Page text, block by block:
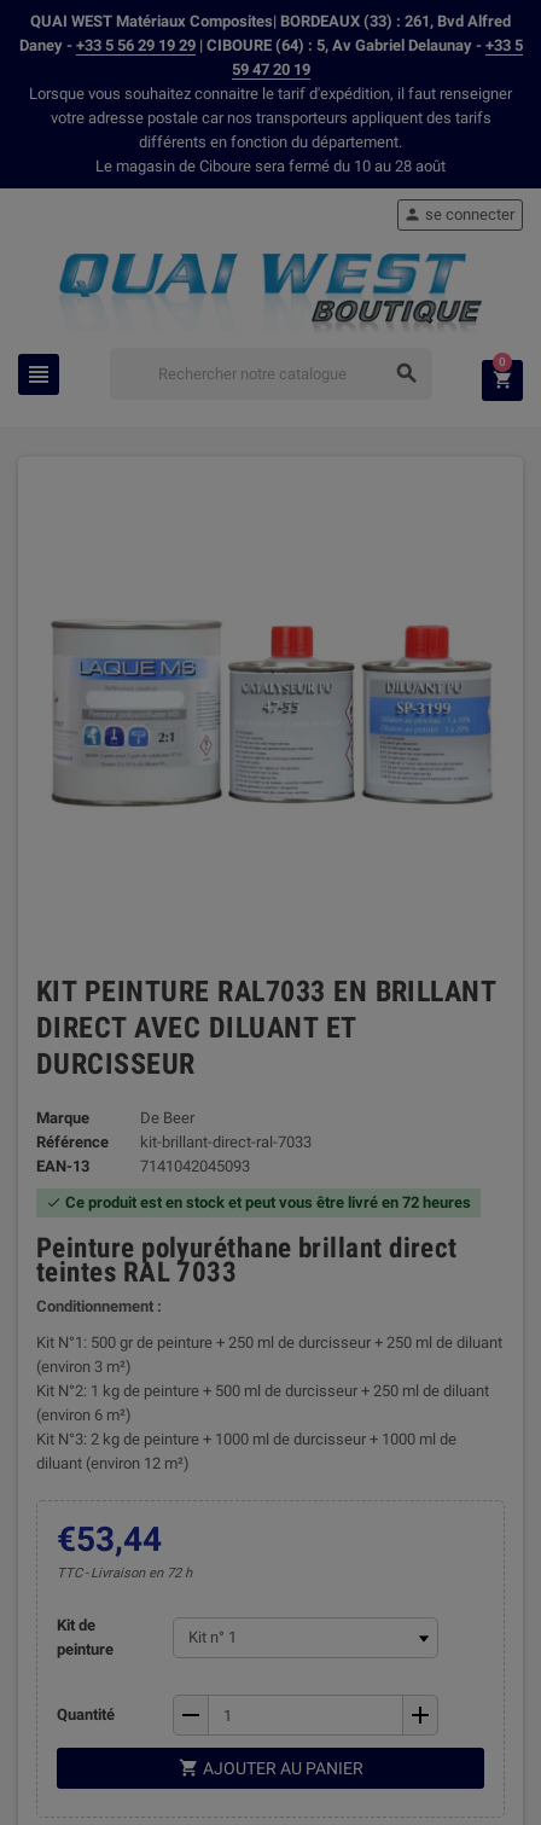
QUAI WEST Matériaux Composites| BORDEAUX (33) : 261, Bvd Alfred
Daney - +33 5 56 29 19 29| CIBOURE (64) : 5, Av Gabriel Delaunay - +33 5
59 47 20 19
Lorsque vous souhaitez connaitre le tarif d'expédition, il faut renseigner
votre adresse postale car nos transporteurs appliquent des tarifs
différents en fonction du département.
Le magasin de Ciboure sera fermé du 10 au 28 août
 
 se connecter

0
KIT PEINTURE RAL7033 EN BRILLANT
DIRECT AVEC DILUANT ET
DURCISSEUR
Marque
De Beer
Référence
kit-brillant-direct-ral-7033
EAN-13
7141042045093
 Ce produit est en stock et peut vous être livré en 72 heures
Peinture polyuréthane brillant direct
teintes RAL 7033
Conditionnement :
Kit N°1: 500 gr de peinture + 250 ml de durcisseur + 250 ml de diluant
(environ 3 m²)
Kit N°2: 1 kg de peinture + 500 ml de durcisseur + 250 ml de diluant
(environ 6 m²)
Kit N°3: 2 kg de peinture + 1000 ml de durcisseur + 1000 ml de
diluant (environ 12 m²)
€53,44
TTC Livraison en 72 h
Kit de
peinture
Quantité remove add
 AJOUTER AU PANIER